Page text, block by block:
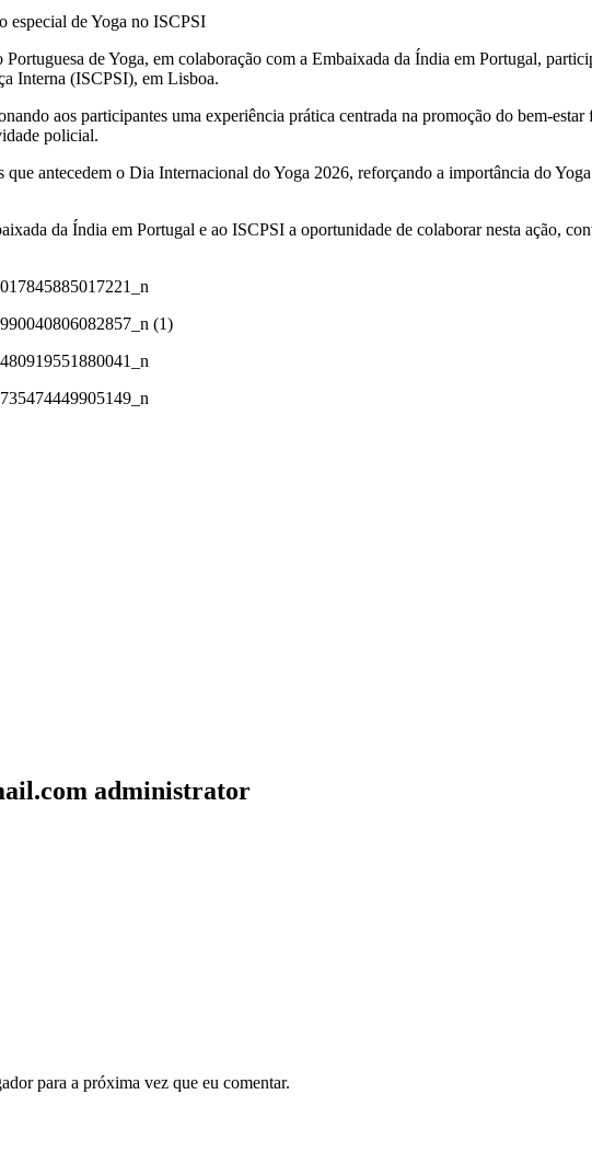
especial de Yoga no ISCPSI
de Yoga, em colaboração com a Embaixada da Índia em Portugal,
Interna (ISCPSI), em Lisboa.
aos participantes uma experiência prática centrada na promoção do bem-
policial.
antecedem o Dia Internacional do Yoga 2026, reforçando a importância do
da Índia em Portugal e ao ISCPSI a oportunidade de colaborar nesta ação,
administrator
para a próxima vez que eu comentar.